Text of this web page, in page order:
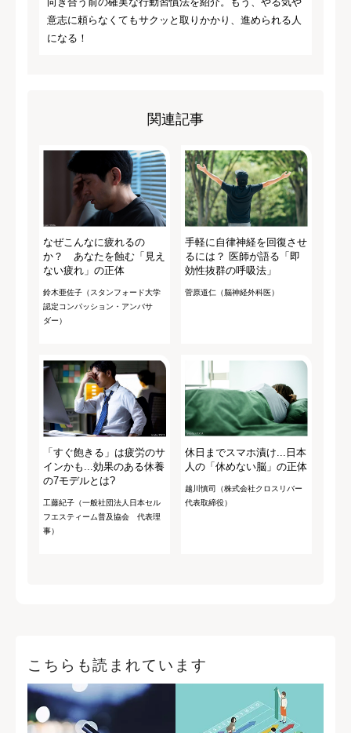
意志に頼らなくてもサクッと取りかかり、進められる人
になる！
関連記事
なぜこんなに疲れるの
か？ あなたを蝕む「見え
ない疲れ」の正体
鈴木亜佐子（スタンフォード大学
認定コンパッション・アンバサ
ダー）
手軽に自律神経を回復させ
るには？ 医師が語る「即
効性抜群の呼吸法」
菅原道仁（脳神経外科医）
「すぐ飽きる」は疲労のサ
インかも...効果のある休養
の7モデルとは?
工藤紀子（一般社団法人日本セル
フエスティーム普及協会 代表理
事）
休日までスマホ漬け...日本
人の「休めない脳」の正体
越川慎司（株式会社クロスリバー
代表取締役）
こちらも読まれています